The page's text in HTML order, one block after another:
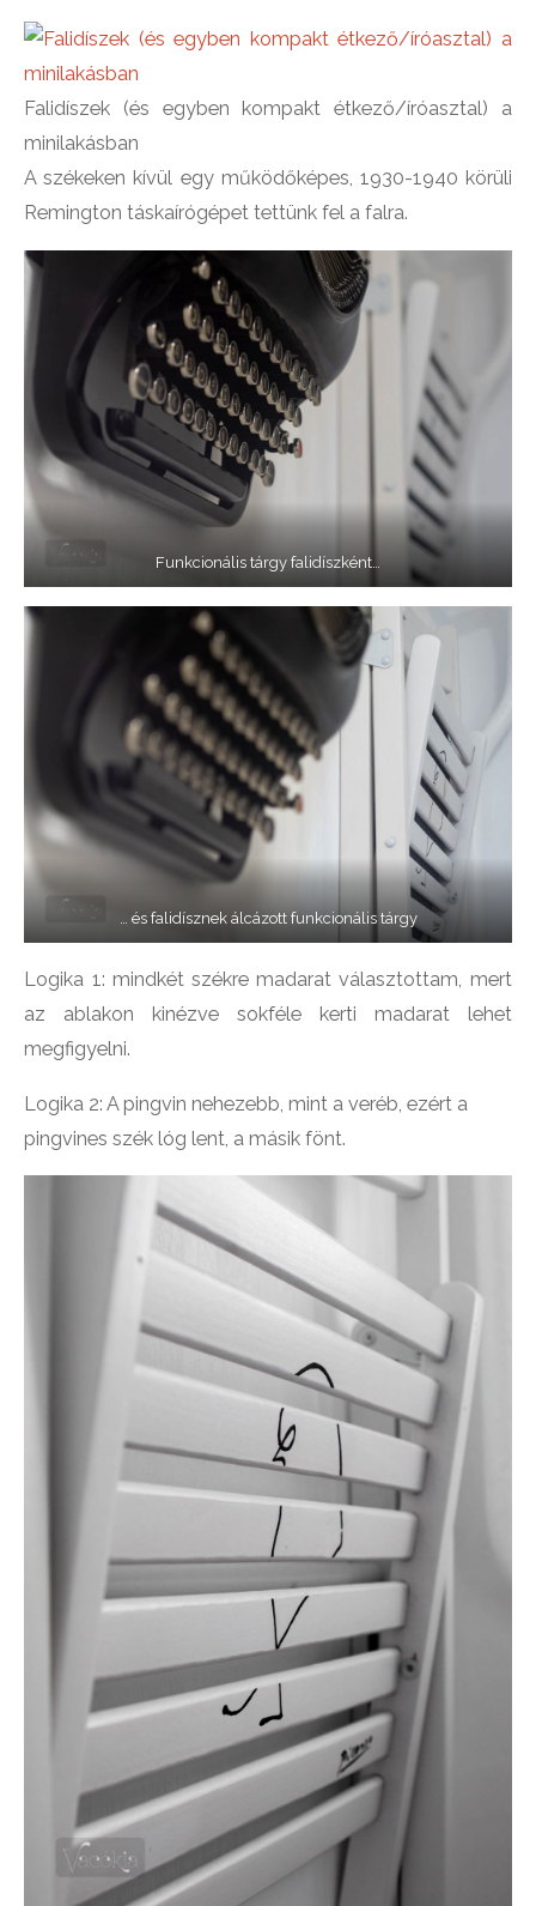
Falidíszek (és egyben kompakt étkező/íróasztal) a
minilakásban
A székeken kívül egy működőképes, 1930-1940 körüli
Remington táskaírógépet tettünk fel a falra.
Funkcionális tárgy falidíszként…
… és falidísznek álcázott funkcionális tárgy
Logika 1: mindkét székre madarat választottam, mert
az ablakon kinézve sokféle kerti madarat lehet
megfigyelni.
Logika 2: A pingvin nehezebb, mint a veréb, ezért a
pingvines szék lóg lent, a másik fönt.